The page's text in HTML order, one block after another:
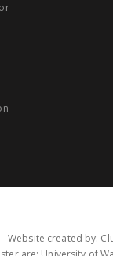
Website created by: